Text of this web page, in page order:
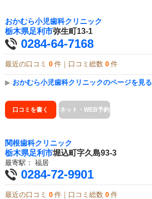
おかむら小児歯科クリニック
栃木県足利市弥生町13-1
0284-64-7168
最近の口コミ 0 件｜口コミ総数 0 件
▶ おかむら小児歯科クリニックのページを見る
口コミを書く ネット・WEB予約
関根歯科クリニック
栃木県足利市堀込町字久島93-3
最寄駅： 福居
0284-72-9901
最近の口コミ 0 件｜口コミ総数 0 件